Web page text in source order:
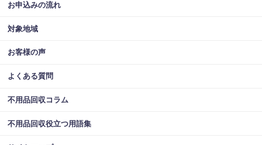
お申込みの流れ
対象地域
お客様の声
よくある質問
不用品回収コラム
不用品回収役立つ用語集